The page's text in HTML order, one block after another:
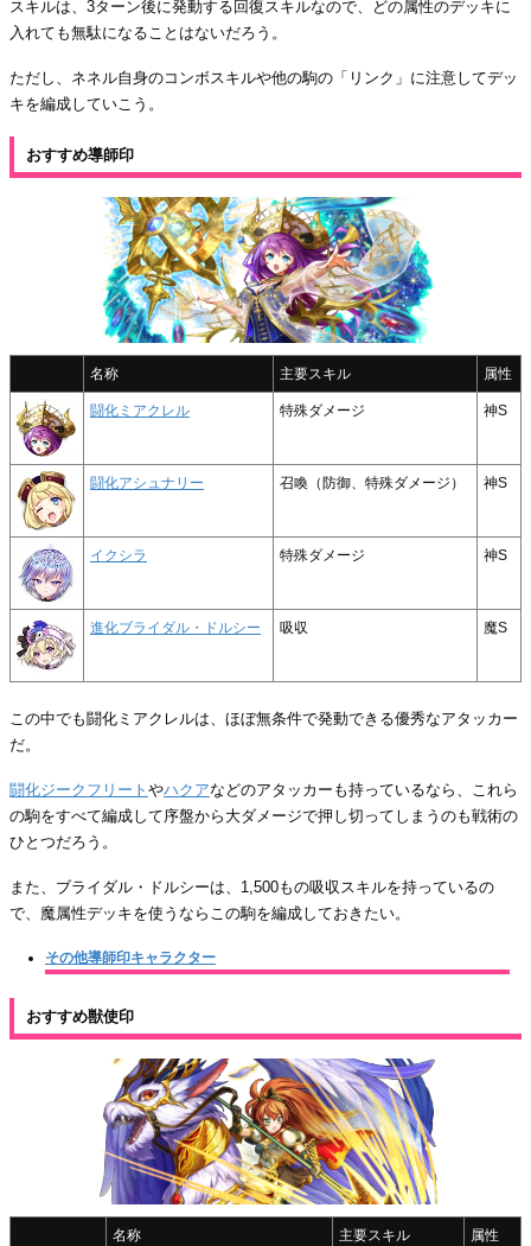
スキルは、3ターン後に発動する回復スキルなので、どの属性のデッキに
入れても無駄になることはないだろう。
ただし、ネネル自身のコンボスキルや他の駒の「リンク」に注意してデッ
キを編成していこう。
おすすめ導師印
名称 主要スキル 属性
闘化ミアクレル 特殊ダメージ 神S
闘化アシュナリー 召喚（防御、特殊ダメージ） 神S
イクシラ 特殊ダメージ 神S
進化ブライダル・ドルシー 吸収 魔S
この中でも闘化ミアクレルは、ほぼ無条件で発動できる優秀なアタッカー
だ。
闘化ジークフリート やハクアなどのアタッカーも持っているなら、これら
の駒をすべて編成して序盤から大ダメージで押し切ってしまうのも戦術の
ひとつだろう。
また、ブライダル・ドルシーは、1,500もの吸収スキルを持っているの
で、魔属性デッキを使うならこの駒を編成しておきたい。
その他導師印キャラクター
おすすめ獣使印
名称 主要スキル 属性